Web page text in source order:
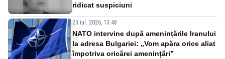
ridicat suspiciuni
23 iul. 2026, 13:48
NATO intervine după amenințările Iranului
la adresa Bulgariei: „Vom apăra orice aliat
împotriva oricărei amenințări”